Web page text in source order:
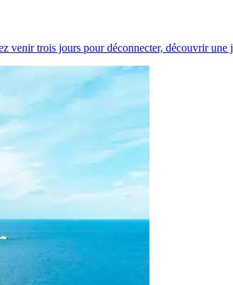
trois jours pour déconnecter, découvrir